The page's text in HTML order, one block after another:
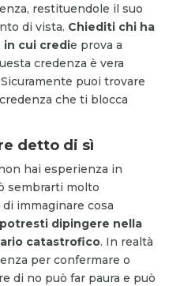
restituendole il suo
di vista. Chiediti chi ha
cui credie prova a
credenza è vera
puoi trovare
che ti blocca
detto di sì
hai esperienza in
sembrarti molto
immaginare cosa
potresti dipingere nella
catastrofico. In realtà
per confermare o
di no può far paura e può